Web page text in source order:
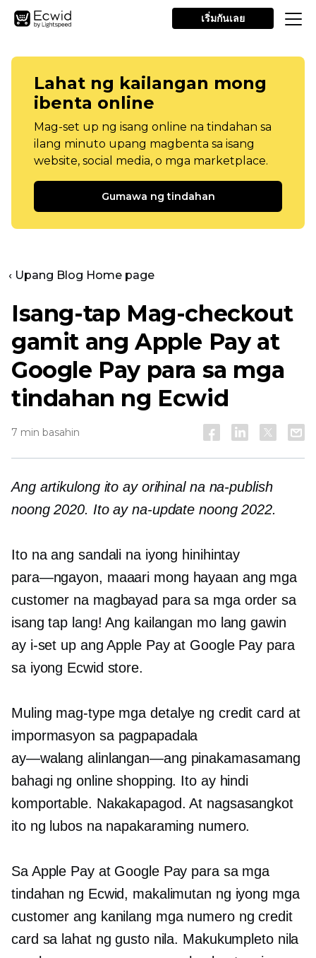
เริ่มกันเลย
Lahat ng kailangan mong
ibenta online
Mag-set up ng isang online na tindahan sa
ilang minuto upang magbenta sa isang
website, social media, o mga marketplace.
Gumawa ng tindahan
‹ Upang Blog Home page
Isang-tap Mag-checkout
gamit ang Apple Pay at
Google Pay para sa mga
tindahan ng Ecwid
7 min basahin
Ang artikulong ito ay orihinal na na-publish
noong 2020. Ito ay na-update noong 2022.
Ito na ang sandali na iyong hinihintay
para—ngayon, maaari mong hayaan ang mga
customer na magbayad para sa mga order sa
isang tap lang! Ang kailangan mo lang gawin
ay i-set up ang Apple Pay at Google Pay para
sa iyong Ecwid store.
Muling mag-typemga detalye ng credit card at
impormasyon sa pagpapadala
ay—walang alinlangan—ang pinakamasamang
bahagi ng online shopping. Ito ay hindi
komportable. Nakakapagod. At nagsasangkot
ito ng lubos na napakaraming numero.
Sa Apple Pay at Google Pay para sa mga
tindahan ng Ecwid, makalimutan ng iyong mga
customer ang kanilang mga numero ng credit
card sa lahat ng gusto nila. Makukumpleto nila